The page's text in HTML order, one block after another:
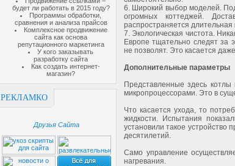
будет ли работать в 2015 году?
Программы обработки,
сравнения и анализа прайсов
Комплексное продвижение
сайта как основа
репутационного маркетинга
У кого заказывать
разработку сайта
Как создать интернет-
магазин?
РЕКЛАМКО
Друзья Сайта
6. Широкий выбор моделей.
огромных коттеджей.
распространяется длительная
7. Экологическая чистота.
Европе тщательно следят за
не позволят. Это касается
Дополнительные параметры
Представленные здесь
микропроцессорами. Это в
Что касается ухода, то
жидкости. Испытания
установили такое устройство
десятилетий.
Само управление
нагревания.